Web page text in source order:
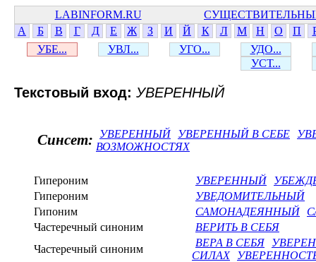
LABINFORM.RU
А
Б В Г Д Е Ж З И Й К Л М Н О П
УБЕ...
УВЛ... УГО...
УДО...
УСТ...
Текстовый вход: УВЕРЕННЫЙ
Синсет: УВЕРЕННЫЙ УВЕРЕННЫЙ В СЕБЕ
ВОЗМОЖНОСТЯХ
Гипероним УВЕРЕННЫЙ
Гипероним
УВЕДОМИТЕЛЬНЫЙ
Гипоним
САМОНАДЕЯННЫЙ
Частеречный синоним
ВЕРИТЬ В СЕБЯ
Частеречный синоним
ВЕРА В СЕБЯ
СИЛАХ